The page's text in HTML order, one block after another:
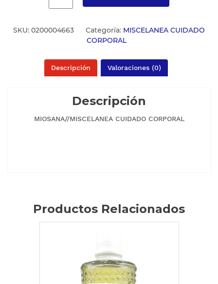
SKU: 0200004663 Categoría: MISCELANEA CUIDADO
CORPORAL
Descripción Valoraciones (0)
Descripción
MIOSANA//MISCELANEA CUIDADO CORPORAL
Productos Relacionados